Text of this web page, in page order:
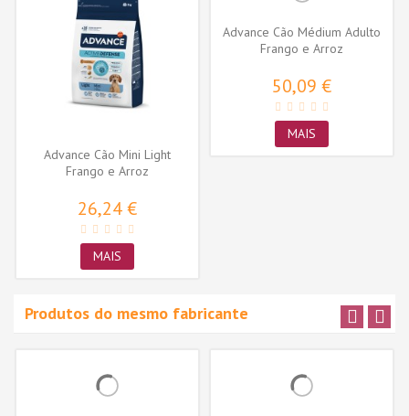
Advance Cão Mini Light
Frango e Arroz
26,24 €
MAIS
Advance Cão Médium Adulto
Frango e Arroz
50,09 €
MAIS
Produtos do mesmo fabricante